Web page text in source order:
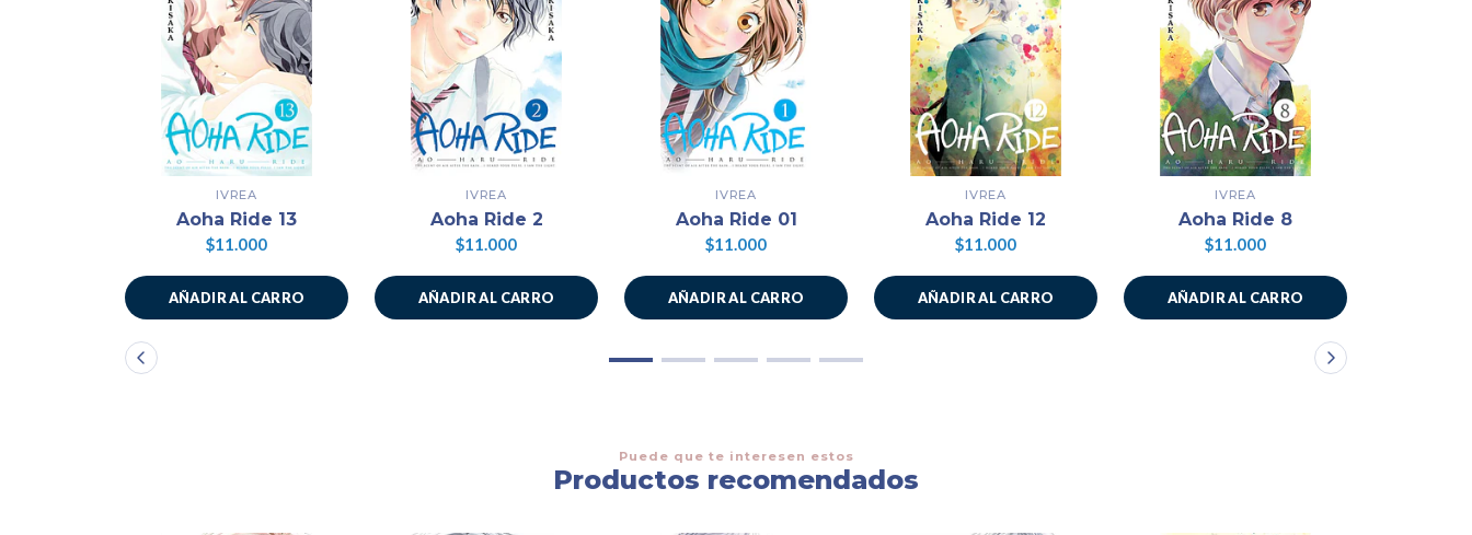
IVREA
Aoha Ride 13
$11.000
AÑADIR AL CARRO
IVREA
Aoha Ride 2
$11.000
AÑADIR AL CARRO
IVREA
Aoha Ride 01
$11.000
AÑADIR AL CARRO
IVREA
Aoha Ride 12
$11.000
AÑADIR AL CARRO
IVREA
Aoha Ride 8
$11.000
AÑADIR AL CARRO
Puede que te interesen estos
Productos recomendados